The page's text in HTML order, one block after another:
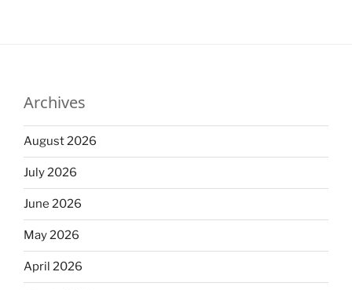
Archives
August 2026
July 2026
June 2026
May 2026
April 2026